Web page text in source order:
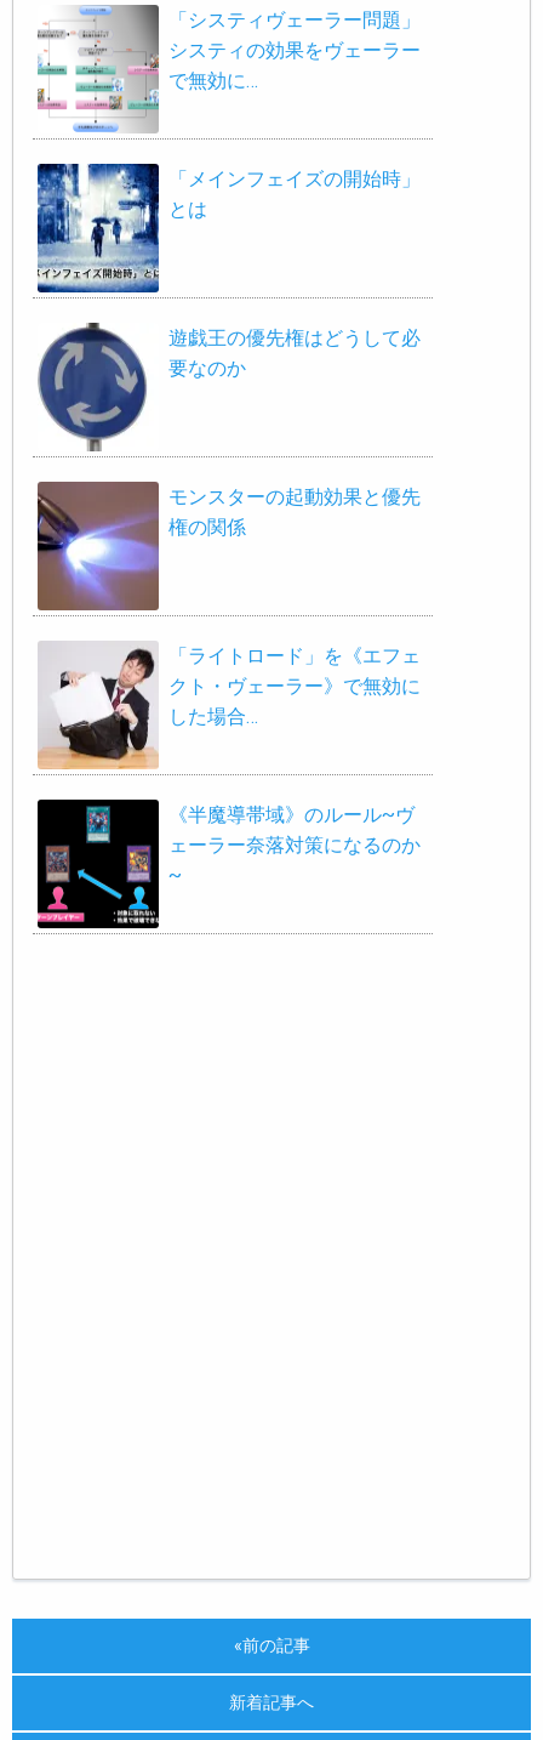
「システィヴェーラー問題」
システィの効果をヴェーラー
で無効に…
「メインフェイズの開始時」
とは
遊戯王の優先権はどうして必
要なのか
モンスターの起動効果と優先
権の関係
「ライトロード」を《エフェ
クト・ヴェーラー》で無効に
した場合…
《半魔導帯域》のルール~ヴ
ェーラー奈落対策になるのか
~
«前の記事
新着記事へ